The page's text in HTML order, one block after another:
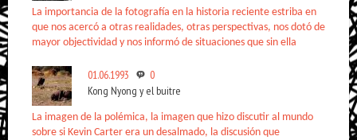
La importancia de la fotografía en la historia reciente estriba en
que nos acercó a otras realidades, otras perspectivas, nos dotó de
mayor objectividad y nos informó de situaciones que sin ella
01.06.1993
0
Kong Nyong y el buitre
La imagen de la polémica, la imagen que hizo discutir al mundo
sobre si Kevin Carter era un desalmado, la discusión que